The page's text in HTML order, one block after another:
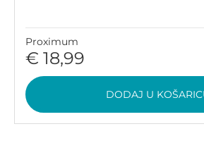
Proximum
€ 18,99
DODAJ U